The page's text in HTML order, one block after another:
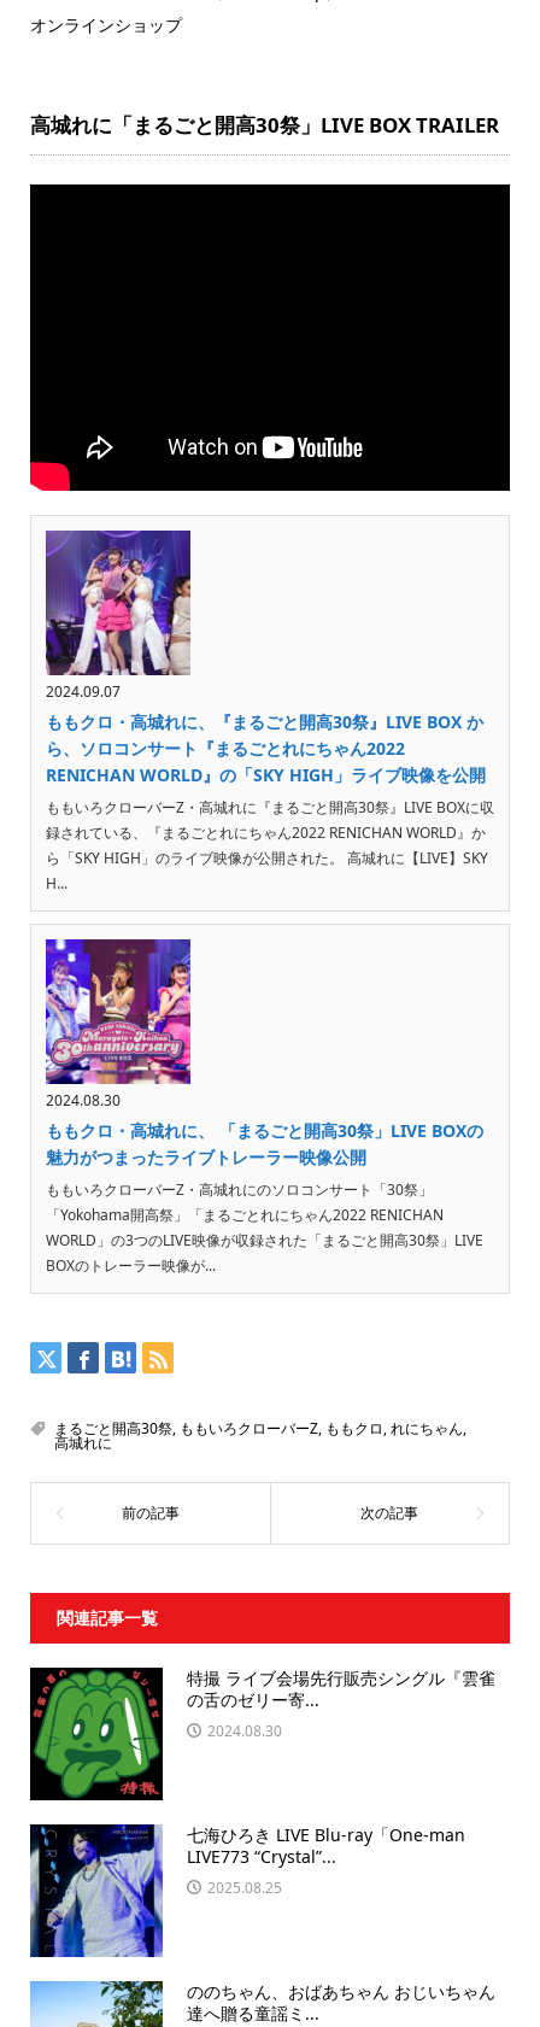
オンラインショップ
高城れに「まるごと開高30祭」LIVE BOX TRAILER
2024.09.07
ももクロ・高城れに、『まるごと開高30祭』LIVE BOX か
ら、ソロコンサート『まるごとれにちゃん2022
RENICHAN WORLD』の「SKY HIGH」ライブ映像を公開
ももいろクローバーZ・高城れに『まるごと開高30祭』LIVE BOXに収
録されている、『まるごとれにちゃん2022 RENICHAN WORLD』か
ら「SKY HIGH」のライブ映像が公開された。 高城れに【LIVE】SKY
H...
2024.08.30
ももクロ・高城れに、 「まるごと開高30祭」LIVE BOXの
魅力がつまったライブトレーラー映像公開
ももいろクローバーZ・高城れにのソロコンサート「30祭」
「Yokohama開高祭」「まるごとれにちゃん2022 RENICHAN
WORLD」の3つのLIVE映像が収録された「まるごと開高30祭」LIVE
BOXのトレーラー映像が...
まるごと開高30祭, ももいろクローバーZ, ももクロ,れにちゃん,
高城れに
関連記事一覧
特撮 ライブ会場先行販売シングル『雲雀
の舌のゼリー寄...
2024.08.30
七海ひろき LIVE Blu-ray「One-man
LIVE773 “Crystal”...
2025.08.25
ののちゃん、おばあちゃん おじいちゃん
達へ贈る童謡ミ...